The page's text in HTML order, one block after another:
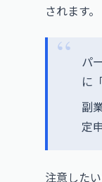
されます。
パ
に
副
定
注意した